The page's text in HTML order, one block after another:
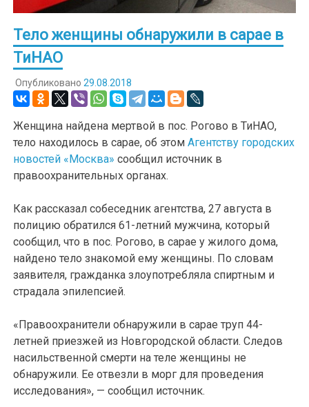
Тело женщины обнаружили в сарае в
ТиНАО
Опубликовано 29.08.2018
Женщина найдена мертвой в пос. Рогово в ТиНАО,
тело находилось в сарае, об этомАгентству городских
новостей «Москва» сообщил источник в
правоохранительных органах.
Как рассказал собеседник агентства, 27 августа в
полицию обратился 61-летний мужчина, который
сообщил, что в пос. Рогово, в сарае у жилого дома,
найдено тело знакомой ему женщины. По словам
заявителя, гражданка злоупотребляла спиртным и
страдала эпилепсией.
«Правоохранители обнаружили в сарае труп 44-
летней приезжей из Новгородской области. Следов
насильственной смерти на теле женщины не
обнаружили. Ее отвезли в морг для проведения
исследования», — сообщил источник.